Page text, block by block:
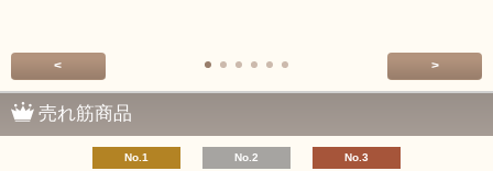
< >
売れ筋商品
No.1 No.2 No.3